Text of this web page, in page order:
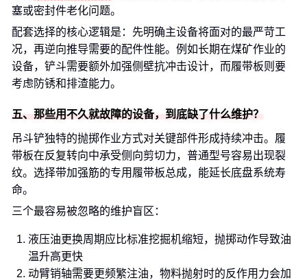
塞或密封件老化问题。
配套选择的核心逻辑是：先明确主设备将面对的最严苛工
况，再逆向推导需要的配件性能。例如长期在煤矿作业的
设备，铲斗需要额外加强侧壁抗冲击设计，而履带板则要
考虑防锈和排渣能力。
五、那些用不久就故障的设备，到底缺了什么维护？
吊斗铲独特的抛掷作业方式对关键部件形成持续冲击。履
带板在反复转向中承受侧向剪切力，普通型号容易出现裂
纹。选择带加强筋的专用履带板总成，能延长底盘系统寿
命。
三个最容易被忽略的维护盲区：
液压油更换周期应比标准挖掘机缩短，抛掷动作导致油
温升高更快
动臂销轴需要更频繁注油，物料抛射时的反作用力会加